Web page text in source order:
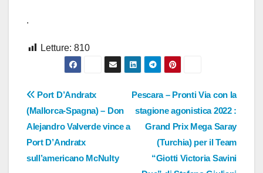
.
Letture: 810
Navigazione
articoli
Pescara – Pronti Via con la
stagione agonistica 2022 :
Grand Prix Mega Saray
(Turchia) per il Team
“Giotti Victoria Savini
Port D’Andratx
(Mallorca-Spagna) – Don
Alejandro Valverde vince a
Port D’Andratx
sull’americano McNulty